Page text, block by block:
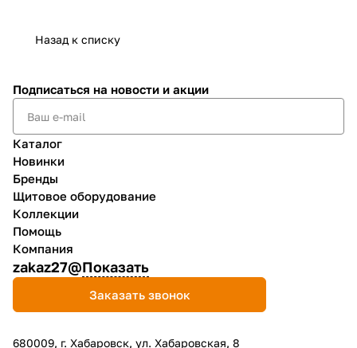
Назад к списку
Подписаться на новости и акции
Каталог
Новинки
Бренды
Щитовое оборудование
Коллекции
Помощь
Компания
zakaz27@Показать
Заказать звонок
680009, г. Хабаровск, ул. Хабаровская, 8